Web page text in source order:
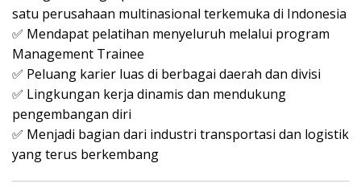
satu perusahaan multinasional terkemuka di Indonesia
✅ Mendapat pelatihan menyeluruh melalui program
Management Trainee
✅ Peluang karier luas di berbagai daerah dan divisi
✅ Lingkungan kerja dinamis dan mendukung
pengembangan diri
✅ Menjadi bagian dari industri transportasi dan logistik
yang terus berkembang